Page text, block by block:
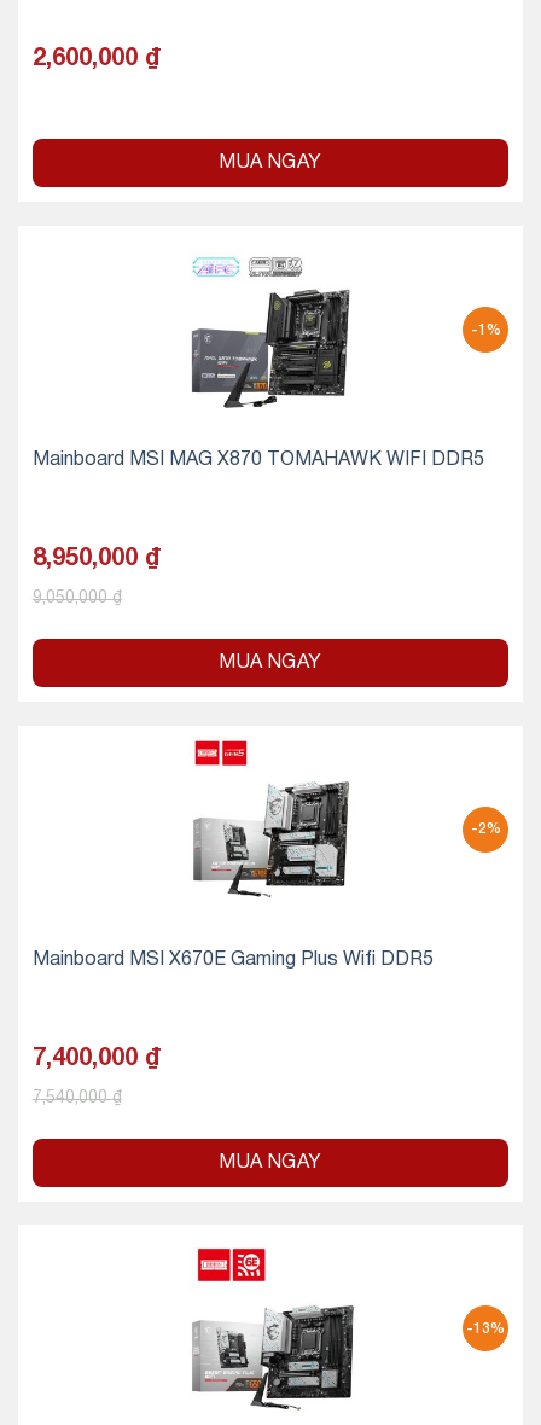
2,600,000 ₫
MUA NGAY
-1%
Mainboard MSI MAG X870 TOMAHAWK WIFI DDR5
8,950,000 ₫
9,050,000₫
MUA NGAY
-2%
Mainboard MSI X670E Gaming Plus Wifi DDR5
7,400,000 ₫
7,540,000₫
MUA NGAY
-13%